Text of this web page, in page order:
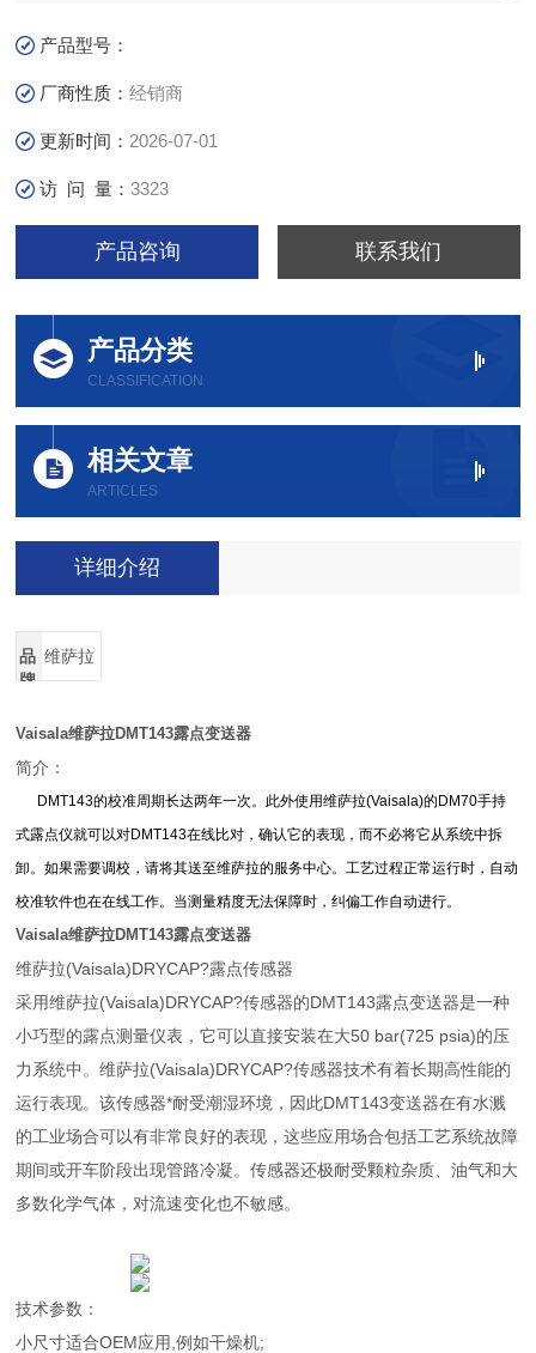
产品型号：
厂商性质：经销商
更新时间： 2026-07-01
访 问 量：3323
产品咨询 联系我们
产品分类
CLASSIFICATION
相关文章
ARTICLES
详细介绍
品
牌
维萨拉
Vaisala维萨拉DMT143露点变送器
简介：
DMT143的校准周期长达两年一次。此外使用维萨拉(Vaisala)的DM70手持
式露点仪就可以对DMT143在线比对，确认它的表现，而不必将它从系统中拆
卸。如果需要调校，请将其送至维萨拉的服务中心。工艺过程正常运行时，自动
校准软件也在在线工作。当测量精度无法保障时，纠偏工作自动进行。
Vaisala维萨拉DMT143露点变送器
维萨拉(Vaisala)DRYCAP?露点传感器
采用维萨拉(Vaisala)DRYCAP?传感器的DMT143露点变送器是一种
小巧型的露点测量仪表，它可以直接安装在大50 bar(725 psia)的压
力系统中。维萨拉(Vaisala)DRYCAP?传感器技术有着长期高性能的
运行表现。该传感器*耐受潮湿环境，因此DMT143变送器在有水溅
的工业场合可以有非常良好的表现，这些应用场合包括工艺系统故障
期间或开车阶段出现管路冷凝。传感器还极耐受颗粒杂质、油气和大
多数化学气体，对流速变化也不敏感。
技术参数：
小尺寸适合OEM应用,例如干燥机;